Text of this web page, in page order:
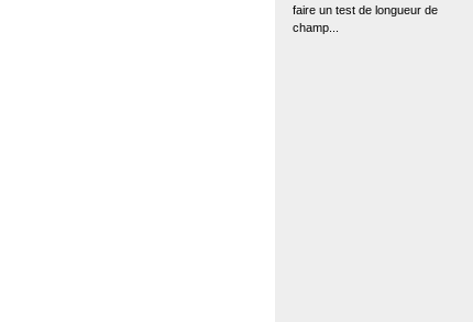
faire un test de longueur de
champ...